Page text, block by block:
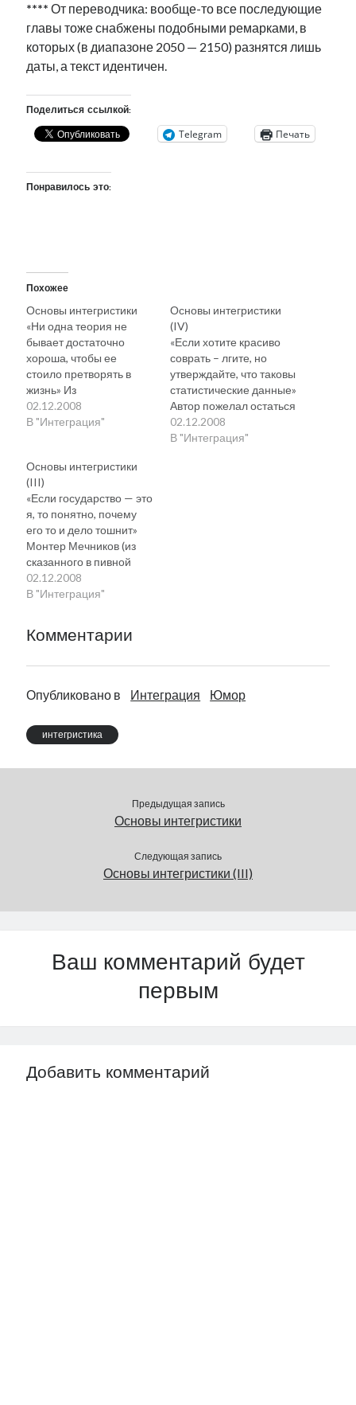
**** От переводчика: вообще-то все последующие
главы тоже снабжены подобными ремарками, в
которых (в диапазоне 2050 — 2150) разнятся лишь
даты, а текст идентичен.
Поделиться ссылкой:
Telegram Печать
Понравилось это:
Похожее
Основы интегристики
«Ни одна теория не
бывает достаточно
хороша, чтобы ее
стоило претворять в
жизнь» Из
неопубликованных
законов Мерфи
выступает умиленная
слеза, да и изъясняться
начинаешь
возвышенным штилем
18-го века, когда в руки
попадает нечто вроде
сего сочинения, «Основ
интегристики»,
благородство духа
коего не подлежит
сомнению. Ведь…
02.12.2008
В "Интеграция"
Основы интегристики
(IV)
«Если хотите красиво
соврать – лгите, но
утверждайте, что таковы
статистические данные»
Автор пожелал остаться
неизвестным, однако
примет ваш заказ на
02.12.2008
В "Интеграция"
Основы интегристики
(III)
«Если государство — это
я, то понятно, почему
его то и дело тошнит»
Монтер Мечников (из
сказанного в пивной
«Три поросенка» в день
выборов Верховного
государства. Развивая
необходимо прежде
всего выделить зоны
заинтересованности
распыляться по…
02.12.2008
В "Интеграция"
Комментарии
Опубликовано в Интеграция Юмор
интегристика
Предыдущая запись
Основы интегристики
Следующая запись
Основы интегристики (III)
Ваш комментарий будет
первым
Добавить комментарий